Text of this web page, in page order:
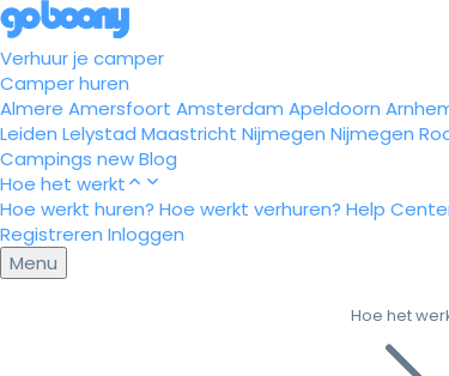
Verhuur je camper
Camper huren
Almere Amersfoort Amsterdam Apeldoorn
Leiden Lelystad Maastricht Nijmegen Nijmegen
Campings newBlog
Hoe het werkt
Hoe werkt huren? Hoe werkt verhuren? Help
Registreren Inloggen
Menu
Hoe het